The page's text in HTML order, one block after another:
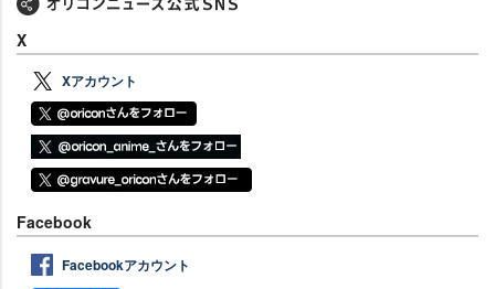
X
Xアカウント
Facebook
Facebookアカウント